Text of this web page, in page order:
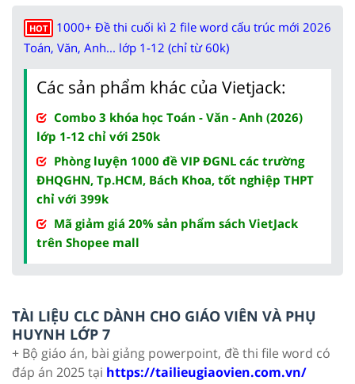
HOT
1000+ Đề thi cuối kì 2 file word cấu trúc mới 2026
Toán, Văn, Anh... lớp 1-12 (chỉ từ 60k)
Các sản phẩm khác của Vietjack:
Combo 3 khóa học Toán - Văn - Anh (2026)
lớp 1-12 chỉ với 250k
Phòng luyện 1000 đề VIP ĐGNL các trường
ĐHQGHN, Tp.HCM, Bách Khoa, tốt nghiệp THPT
chỉ với 399k
Mã giảm giá 20% sản phẩm sách VietJack
trên Shopee mall
TÀI LIỆU CLC DÀNH CHO GIÁO VIÊN VÀ PHỤ
HUYNH LỚP 7
+ Bộ giáo án, bài giảng powerpoint, đề thi file word có
đáp án 2025 tại https://tailieugiaovien.com.vn/